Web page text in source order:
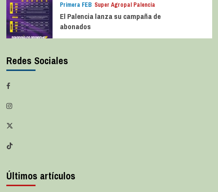
Primera FEB Super Agropal Palencia
El Palencia lanza su campaña de
abonados
Redes Sociales
Últimos artículos